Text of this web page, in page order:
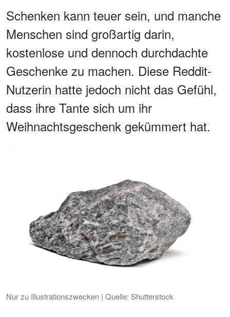
Schenken kann teuer sein, und manche
Menschen sind großartig darin,
kostenlose und dennoch durchdachte
Geschenke zu machen. Diese Reddit-
Nutzerin hatte jedoch nicht das Gefühl,
dass ihre Tante sich um ihr
Weihnachtsgeschenk gekümmert hat.
Nur zu Illustrationszwecken | Quelle: Shutterstock